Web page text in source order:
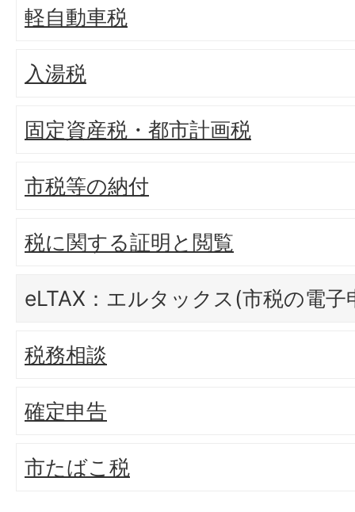
軽自動車税
入湯税
固定資産税・都市計画税
市税等の納付
税に関する証明と閲覧
eLTAX：エルタックス(市税の電子
税務相談
確定申告
市たばこ税